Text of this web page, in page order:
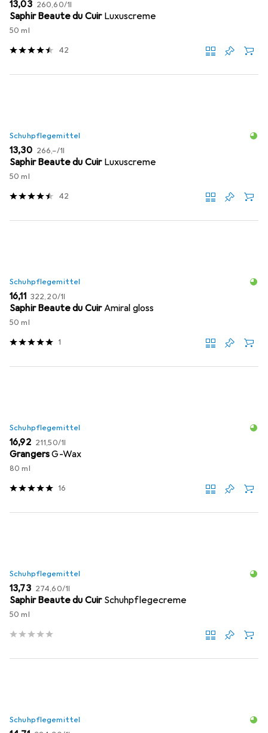
EUR
13,03 260,60/1l
Saphir Beaute du Cuir Luxuscreme
50 ml
42
Schuhpflegemittel
EUR
13,30 EUR
266,–/1l
Saphir Beaute du Cuir Luxuscreme
50 ml
42
Schuhpflegemittel
EUR
16,11 EUR
322,20/1l
Saphir Beaute du CuirAmiral gloss
50 ml
1
Schuhpflegemittel
EUR
16,92 EUR
211,50/1l
GrangersG-Wax
80 ml
16
Schuhpflegemittel
EUR
13,73 EUR
274,60/1l
Saphir Beaute du Cuir Schuhpflegecreme
50 ml
Schuhpflegemittel